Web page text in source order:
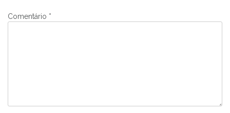
Comentário *